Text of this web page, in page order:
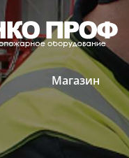
Магазин